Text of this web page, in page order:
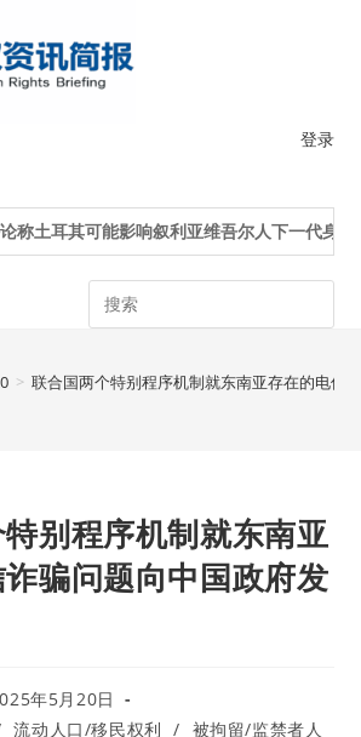
登录
称土耳其可能影响叙利亚维吾尔人下一代身份
Search
> 联合国两个特别程序机制就东南亚存在的电信
别程序机制就东南亚
骗问题向中国政府发
年5月20日
流动人口/移民权利 / 被拘留/监禁者人